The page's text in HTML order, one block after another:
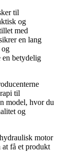
til
og
med
en lang
og
en betydelig
til
model, hvor du
og
motor
få et produkt